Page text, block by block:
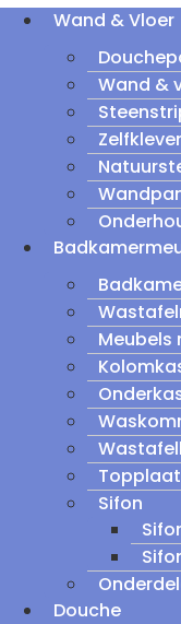
Wand & Vloer
Wand &
Meubels
Sifon
Douche